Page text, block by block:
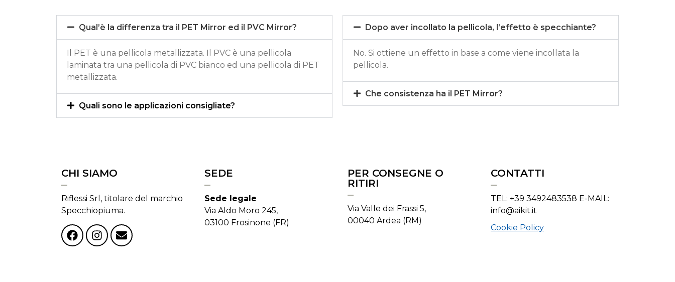
Qual’è la differenza tra il PET Mirror ed il PVC Mirror?
Il PET è una pellicola metallizzata. Il PVC è una pellicola
laminata tra una pellicola di PVC bianco ed una pellicola di PET
metallizzata.
Quali sono le applicazioni consigliate?
Dopo aver incollato la pellicola, l’effetto è specchiante?
No. Si ottiene un effetto in base a come viene incollata la
pellicola.
Che consistenza ha il PET Mirror?
CHI SIAMO
Riflessi Srl, titolare del marchio
Specchiopiuma.
SEDE
Sede legale
Via Aldo Moro 245,
03100 Frosinone (FR)
PER CONSEGNE O
RITIRI
Via Valle dei Frassi 5,
00040 Ardea (RM)
CONTATTI
TEL: +39 3492483538 E-MAIL:
info@aikit.it
Cookie Policy